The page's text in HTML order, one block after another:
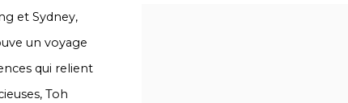
et Sydney,
un voyage
qui relient
Toh